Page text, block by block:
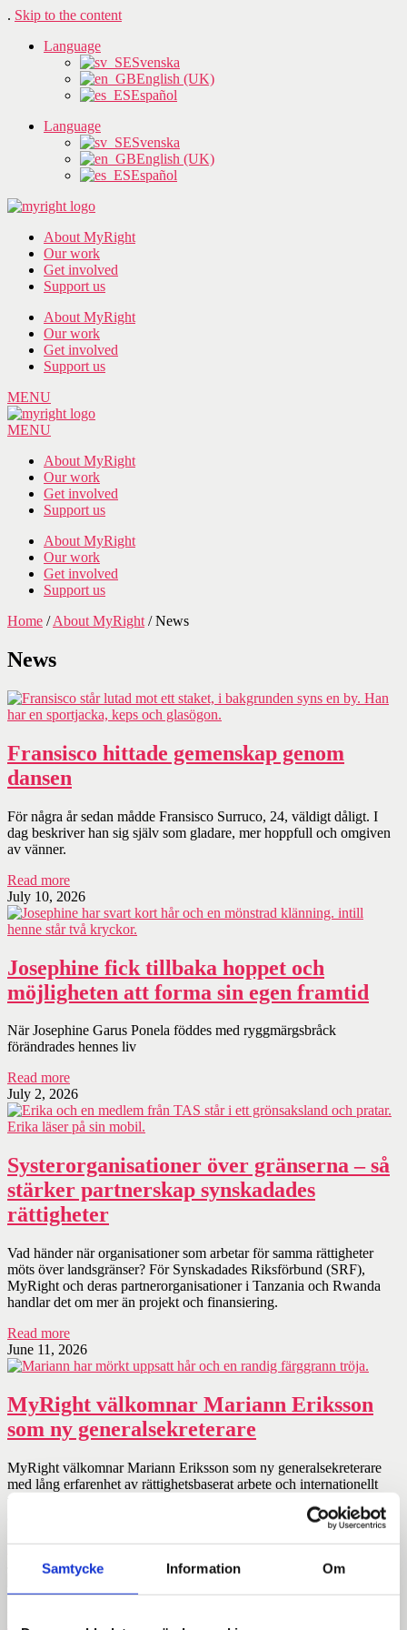
Samtycke Information Om
. Skip to the content
Language
Svenska
English (UK)
Español
Language
Svenska
English (UK)
Español
About MyRight
Our work
Get involved
Support us
About MyRight
Our work
Get involved
Support us
MENU
MENU
About MyRight
Our work
Get involved
Support us
About MyRight
Our work
Get involved
Support us
Home /About MyRight /News
News
Fransisco hittade gemenskap genom
dansen
För några år sedan mådde Fransisco Surruco, 24, väldigt dåligt. I
dag beskriver han sig själv som gladare, mer hoppfull och omgiven
av vänner.
Read more
July 10, 2026
Josephine fick tillbaka hoppet och
möjligheten att forma sin egen framtid
När Josephine Garus Ponela föddes med ryggmärgsbråck
förändrades hennes liv
Read more
July 2, 2026
Systerorganisationer över gränserna – så
stärker partnerskap synskadades
rättigheter
Vad händer när organisationer som arbetar för samma rättigheter
möts över landsgränser? För Synskadades Riksförbund (SRF),
MyRight och deras partnerorganisationer i Tanzania och Rwanda
handlar det om mer än projekt och finansiering.
Read more
June 11, 2026
MyRight välkomnar Mariann Eriksson
som ny generalsekreterare
MyRight välkomnar Mariann Eriksson som ny generalsekreterare
med lång erfarenhet av rättighetsbaserat arbete och internationellt
Read more
June 9, 2026